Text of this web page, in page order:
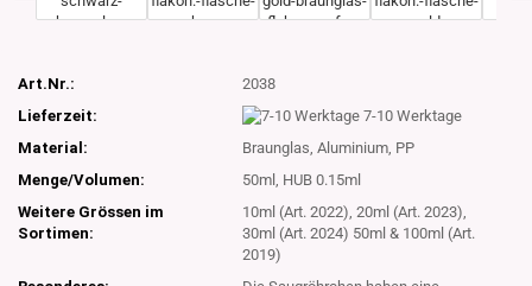
Art.Nr.:
2038
Lieferzeit:
7-10 Werktage
Material:
Braunglas, Aluminium, PP
Menge/Volumen:
50ml, HUB 0.15ml
Weitere Grössen im
Sortimen:
10ml (Art. 2022), 20ml (Art. 2023),
30ml (Art. 2024) 50ml & 100ml (Art.
2019)